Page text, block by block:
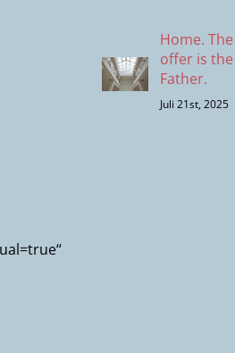
Home.
offer is
Father.
Juli 21st, 2025